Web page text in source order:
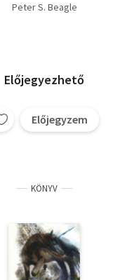
Peter S. Beagle
Előjegyezhető
Előjegyzem
KÖNYV